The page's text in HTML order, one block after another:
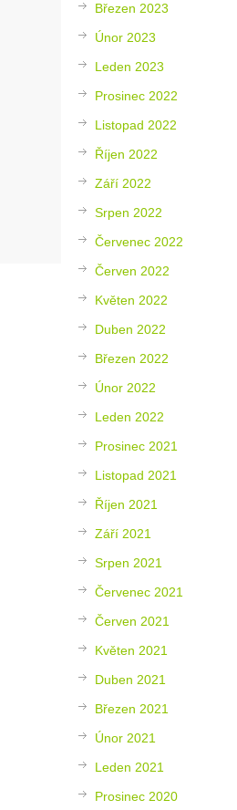
Březen 2023
Únor 2023
Leden 2023
Prosinec 2022
Listopad 2022
Říjen 2022
Září 2022
Srpen 2022
Červenec 2022
Červen 2022
Květen 2022
Duben 2022
Březen 2022
Únor 2022
Leden 2022
Prosinec 2021
Listopad 2021
Říjen 2021
Září 2021
Srpen 2021
Červenec 2021
Červen 2021
Květen 2021
Duben 2021
Březen 2021
Únor 2021
Leden 2021
Prosinec 2020